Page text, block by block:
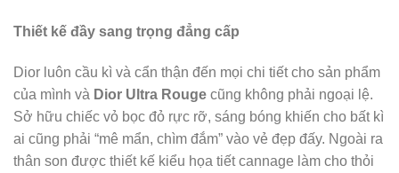
Thiết kế đầy sang trọng đẳng cấp
Dior luôn cầu kì và cẩn thận đến mọi chi tiết cho sản phẩm
của mình và Dior Ultra Rouge cũng không phải ngoại lệ.
Sở hữu chiếc vỏ bọc đỏ rực rỡ, sáng bóng khiến cho bất kì
ai cũng phải “mê mẩn, chìm đắm” vào vẻ đẹp đấy. Ngoài ra
thân son được thiết kế kiểu họa tiết cannage làm cho thỏi